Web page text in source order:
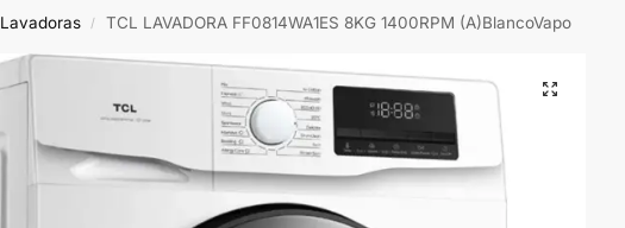
Lavadoras / TCL LAVADORA FF0814WA1ES 8KG 1400RPM (A)BlancoVapo